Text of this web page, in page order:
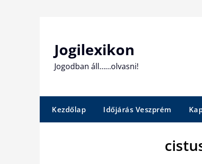
Jogilexikon
Jogodban áll……olvasni!
Kezdőlap Időjárás Veszprém